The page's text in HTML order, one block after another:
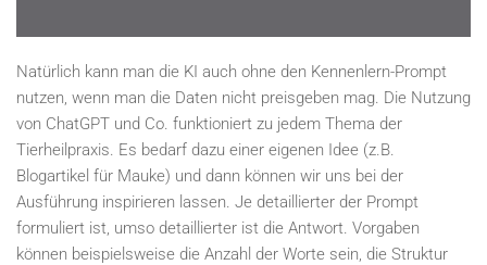
Natürlich kann man die KI auch ohne den Kennenlern-Prompt
nutzen, wenn man die Daten nicht preisgeben mag. Die Nutzung
von ChatGPT und Co. funktioniert zu jedem Thema der
Tierheilpraxis. Es bedarf dazu einer eigenen Idee (z.B.
Blogartikel für Mauke) und dann können wir uns bei der
Ausführung inspirieren lassen. Je detaillierter der Prompt
formuliert ist, umso detaillierter ist die Antwort. Vorgaben
können beispielsweise die Anzahl der Worte sein, die Struktur